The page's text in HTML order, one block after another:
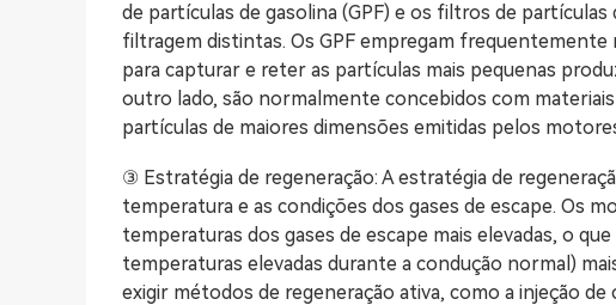
de partículas de gasolina (GPF) e os filtros de
filtragem distintas. Os GPF empregam
para capturar e reter as partículas mais pequenas
outro lado, são normalmente concebidos com
partículas de maiores dimensões emitidas pelos
③ Estratégia de regeneração: A estratégia de
temperatura e as condições dos gases de escape. Os
temperaturas dos gases de escape mais elevadas, o
temperaturas elevadas durante a condução normal)
exigir métodos de regeneração ativa, como a injeção